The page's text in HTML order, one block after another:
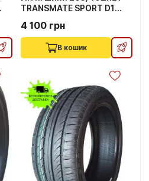
TRANSMATE SPORT D1
4 100 грн
В кошик